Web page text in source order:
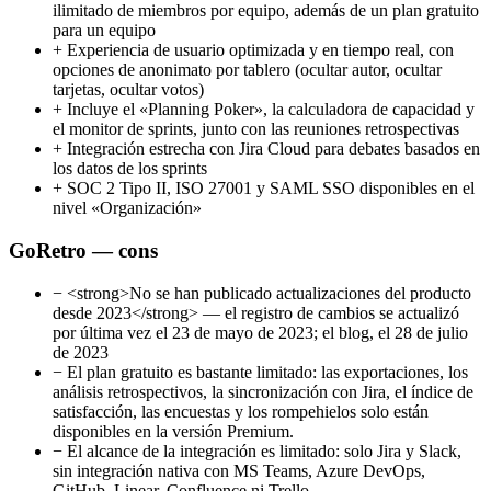
ilimitado de miembros por equipo, además de un plan gratuito
para un equipo
+ Experiencia de usuario optimizada y en tiempo real, con
opciones de anonimato por tablero (ocultar autor, ocultar
tarjetas, ocultar votos)
+ Incluye el «Planning Poker», la calculadora de capacidad y
el monitor de sprints, junto con las reuniones retrospectivas
+ Integración estrecha con Jira Cloud para debates basados en
los datos de los sprints
+ SOC 2 Tipo II, ISO 27001 y SAML SSO disponibles en el
nivel «Organización»
GoRetro — cons
− <strong>No se han publicado actualizaciones del producto
desde 2023</strong> — el registro de cambios se actualizó
por última vez el 23 de mayo de 2023; el blog, el 28 de julio
de 2023
− El plan gratuito es bastante limitado: las exportaciones, los
análisis retrospectivos, la sincronización con Jira, el índice de
satisfacción, las encuestas y los rompehielos solo están
disponibles en la versión Premium.
− El alcance de la integración es limitado: solo Jira y Slack,
sin integración nativa con MS Teams, Azure DevOps,